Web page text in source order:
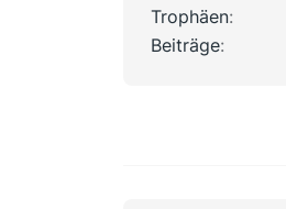
Trophäen
Beiträge